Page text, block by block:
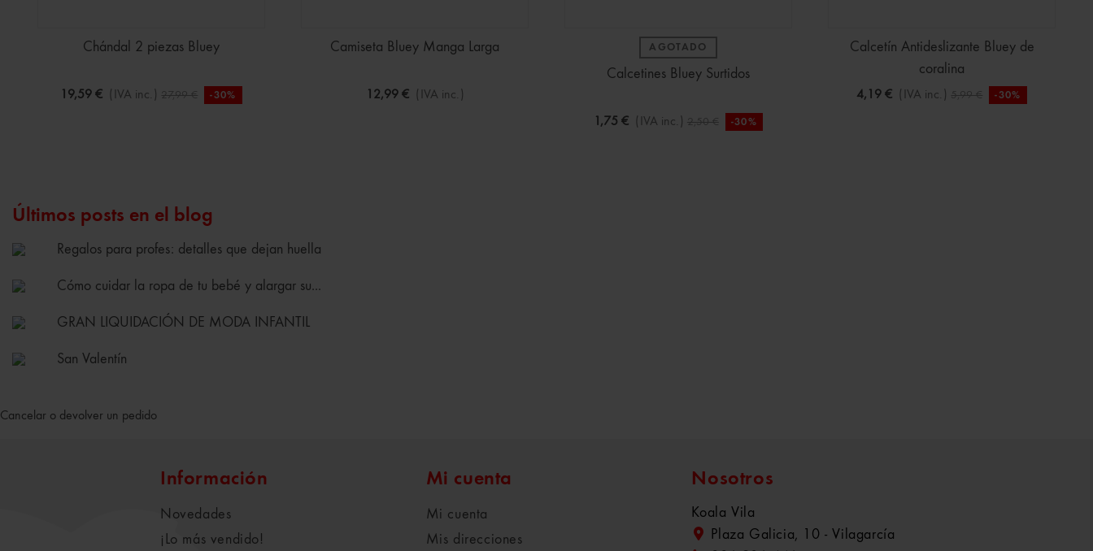
Chándal 2 piezas Bluey
19,59 € (IVA inc.) 27,99 € -30%
Camiseta Bluey Manga Larga
12,99 € (IVA inc.)
AGOTADO
Calcetines Bluey Surtidos
1,75 € (IVA inc.) 2,50 € -30%
Calcetín Antideslizante Bluey de
coralina
4,19 € (IVA inc.) 5,99 € -30%
Últimos posts en el blog
Regalos para profes: detalles que dejan huella
Cómo cuidar la ropa de tu bebé y alargar su...
GRAN LIQUIDACIÓN DE MODA INFANTIL
San Valentín
Cancelar o devolver un pedido
Información
Novedades
¡Lo más vendido!
Mi cuenta
Mi cuenta
Mis direcciones
Nosotros
Koala Vila
Plaza Galicia, 10 - Vilagarcía